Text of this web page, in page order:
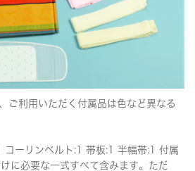
ご利用いただく付属品は色など異なる
コーリンベルト:1 帯板:1 半幅帯:1 付属
に必要な一式すべて含みます。ただ